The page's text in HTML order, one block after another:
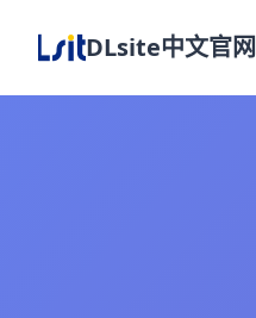
DLsite中文官网